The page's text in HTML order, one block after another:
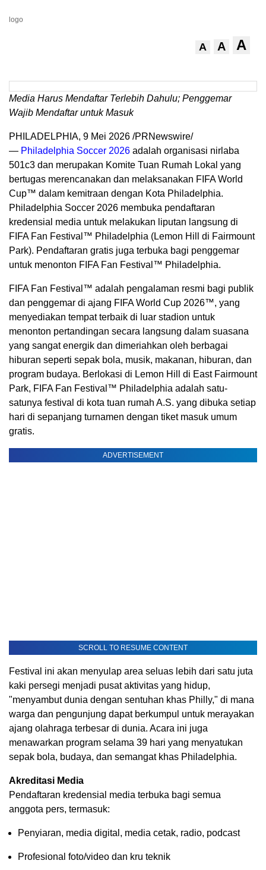
logo
A A A
Media Harus Mendaftar Terlebih Dahulu; Penggemar
Wajib Mendaftar untuk Masuk
PHILADELPHIA, 9 Mei 2026 /PRNewswire/
— Philadelphia Soccer 2026 adalah organisasi nirlaba
501c3 dan merupakan Komite Tuan Rumah Lokal yang
bertugas merencanakan dan melaksanakan FIFA World
Cup™ dalam kemitraan dengan Kota Philadelphia.
Philadelphia Soccer 2026 membuka pendaftaran
kredensial media untuk melakukan liputan langsung di
FIFA Fan Festival™ Philadelphia (Lemon Hill di Fairmount
Park). Pendaftaran gratis juga terbuka bagi penggemar
untuk menonton FIFA Fan Festival™ Philadelphia.
FIFA Fan Festival™ adalah pengalaman resmi bagi publik
dan penggemar di ajang FIFA World Cup 2026™, yang
menyediakan tempat terbaik di luar stadion untuk
menonton pertandingan secara langsung dalam suasana
yang sangat energik dan dimeriahkan oleh berbagai
hiburan seperti sepak bola, musik, makanan, hiburan, dan
program budaya. Berlokasi di Lemon Hill di East Fairmount
Park, FIFA Fan Festival™ Philadelphia adalah satu-
satunya festival di kota tuan rumah A.S. yang dibuka setiap
hari di sepanjang turnamen dengan tiket masuk umum
gratis.
ADVERTISEMENT
SCROLL TO RESUME CONTENT
Festival ini akan menyulap area seluas lebih dari satu juta
kaki persegi menjadi pusat aktivitas yang hidup,
"menyambut dunia dengan sentuhan khas Philly," di mana
warga dan pengunjung dapat berkumpul untuk merayakan
ajang olahraga terbesar di dunia. Acara ini juga
menawarkan program selama 39 hari yang menyatukan
sepak bola, budaya, dan semangat khas Philadelphia.
Akreditasi Media
Pendaftaran kredensial media terbuka bagi semua
anggota pers, termasuk:
Penyiaran, media digital, media cetak, radio, podcast
Profesional foto/video dan kru teknik